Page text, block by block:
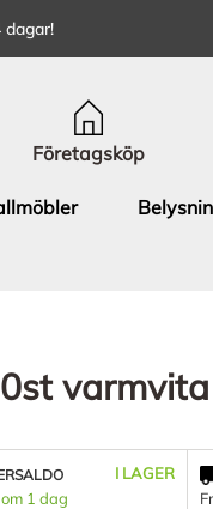
dagar!
Företagsköp
I LAGER
1 dag